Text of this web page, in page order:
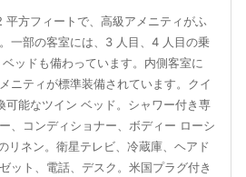
方フィートで、高級アメニティがふ
一部の客室には、3 人目、4 人目の乗
ッドも備わっています。内側客室に
ニティが標準装備されています。クイ
可能なツイン ベッド。シャワー付き専
、コンディショナー、ボディー ローシ
リネン。衛星テレビ、冷蔵庫、ヘアド
ット、電話、デスク。米国プラグ付き